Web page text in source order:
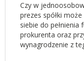
Czy w
prezes spółki
siebie do pełnienia
prokurenta oraz
wynagrodzenie z